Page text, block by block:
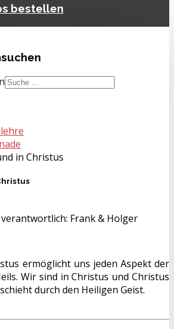
bestellen
in Christus
Frank & Holger
ermöglicht uns jeden Aspekt der
Wir sind in Christus und Christus
durch den Heiligen Geist.